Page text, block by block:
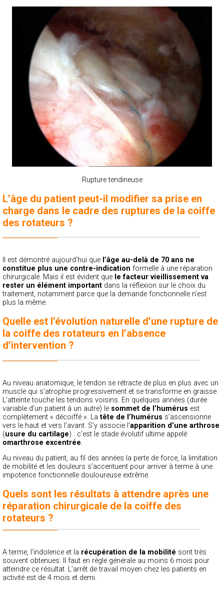
Rupture tendineuse
L’âge du patient peut-il modifier sa prise en
charge dans le cadre des ruptures de la coiffe
des rotateurs ?
Il est démontré aujourd’hui que l’âge au-delà de 70 ans ne
constitue plus une contre-indication formelle à une réparation
chirurgicale. Mais il est évident que le facteur vieillissement va
rester un élément important dans la réflexion sur le choix du
traitement, notamment parce que la demande fonctionnelle n’est
plus la même.
Quelle est l’évolution naturelle d’une rupture de
la coiffe des rotateurs en l’absence
d’intervention ?
Au niveau anatomique, le tendon se rétracte de plus en plus avec un
muscle qui s’atrophie progressivement et se transforme en graisse.
L’atteinte touche les tendons voisins. En quelques années (durée
variable d’un patient à un autre) le sommet de l’humérus est
complètement « décoiffé ». Latête de l’humérus s’ascensionne
vers le haut et vers l’avant. S’y associe l’apparition d’une arthrose
(usure du cartilage) : c’est le stade évolutif ultime appelé
omarthrose excentrée.
Au niveau du patient, au fil des années la perte de force, la limitation
de mobilité et les douleurs s’accentuent pour arriver à terme à une
impotence fonctionnelle douloureuse extrême.
Quels sont les résultats à attendre après une
réparation chirurgicale de la coiffe des
rotateurs ?
A terme, l’indolence et la récupération de la mobilité sont très
souvent obtenues. Il faut en règle générale au moins 6 mois pour
atteindre ce résultat. L’arrêt de travail moyen chez les patients en
activité est de 4 mois et demi.